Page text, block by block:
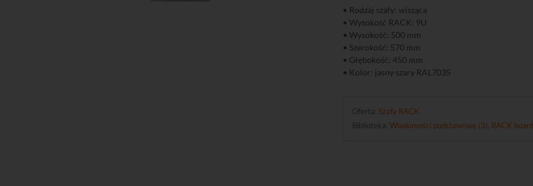
• Rodzaj szafy: wisząca
• Wysokość RACK: 9U
• Wysokość: 500 mm
• Szerokość: 570 mm
• Głębokość: 450 mm
• Kolor: jasny szary RAL7035
Oferta: Szafy RACK
Biblioteka:Wiadomości podstawowe (3) RACK